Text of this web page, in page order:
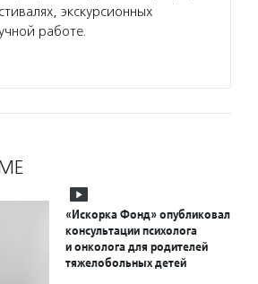
экскурсионных
работе.
«Искорка Фонд» опубликовал
консультации психолога
и онколога для родителей
тяжелобольных детей